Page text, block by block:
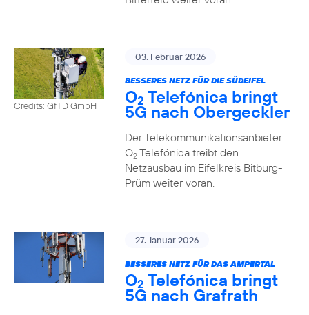
Credits: GfTD GmbH
03. Februar 2026
BESSERES NETZ FÜR DIE SÜDEIFEL
O2 Telefónica bringt
5G nach Obergeckler
Der Telekommunikationsanbieter
O2Telefónica treibt den
Netzausbau im Eifelkreis Bitburg-
Prüm weiter voran.
27. Januar 2026
BESSERES NETZ FÜR DAS AMPERTAL
O2 Telefónica bringt
5G nach Grafrath